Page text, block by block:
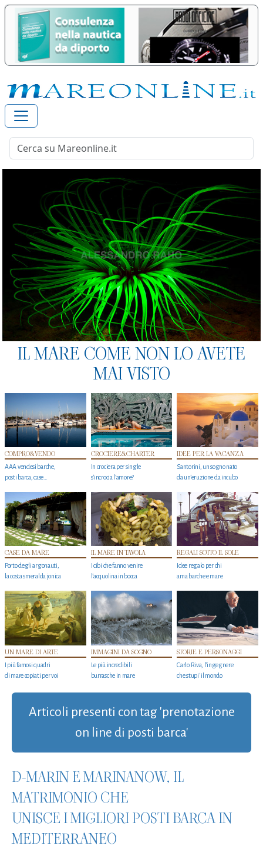
IL MARE COME NON LO AVETE
MAI VISTO
COMPRO&VENDO
AAA vendesi barche,
posti barca, case…
CROCIERE&CHARTER
In crociera per single
s'incrocia l’amore?
IDEE PER LA VACANZA
Santorini, un sogno nato
da un’eruzione da incubo
CASE DA MARE
Porto degli argonauti,
la costa smeralda jonica
IL MARE IN TAVOLA
I cibi che fanno venire
l’acquolina in bocca
REGALI SOTTO IL SOLE
Idee regalo per chi
ama barche e mare
UN MARE DI ARTE
I più famosi quadri
di mare copiati per voi
IMMAGINI DA SOGNO
Le più incredibili
burrasche in mare
STORIE E PERSONAGGI
Carlo Riva, l’ingegnere
che stupi' il mondo
Articoli presenti con tag 'prenotazione
on line di posti barca'
D-MARIN E MARINANOW, IL
MATRIMONIO CHE
UNISCE I MIGLIORI POSTI BARCA IN
MEDITERRANEO